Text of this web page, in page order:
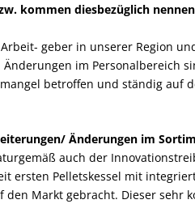
kommen diesbezüglich
geber in unserer Region
im Personalbereich
betroffen und ständig auf
Änderungen im
auch der
ersten Pelletskessel mit
Markt gebracht. Dieser sehr